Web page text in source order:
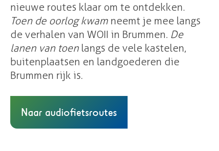
nieuwe routes klaar om te ontdekken.
Toen de oorlog kwam neemt je mee langs
de verhalen van WOII in Brummen. De
lanen van toen langs de vele kastelen,
buitenplaatsen en landgoederen die
Brummen rijk is.
Naar audiofietsroutes